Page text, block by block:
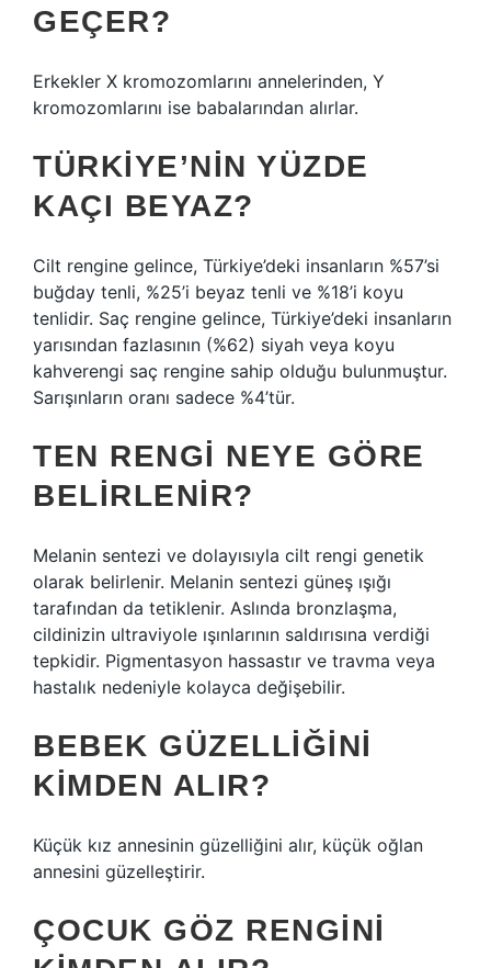
GEÇER?
Erkekler X kromozomlarını annelerinden, Y
kromozomlarını ise babalarından alırlar.
TÜRKIYE’NIN YÜZDE
KAÇI BEYAZ?
Cilt rengine gelince, Türkiye’deki insanların %57’si
buğday tenli, %25’i beyaz tenli ve %18’i koyu
tenlidir. Saç rengine gelince, Türkiye’deki insanların
yarısından fazlasının (%62) siyah veya koyu
kahverengi saç rengine sahip olduğu bulunmuştur.
Sarışınların oranı sadece %4’tür.
TEN RENGI NEYE GÖRE
BELIRLENIR?
Melanin sentezi ve dolayısıyla cilt rengi genetik
olarak belirlenir. Melanin sentezi güneş ışığı
tarafından da tetiklenir. Aslında bronzlaşma,
cildinizin ultraviyole ışınlarının saldırısına verdiği
tepkidir. Pigmentasyon hassastır ve travma veya
hastalık nedeniyle kolayca değişebilir.
BEBEK GÜZELLIĞINI
KIMDEN ALIR?
Küçük kız annesinin güzelliğini alır, küçük oğlan
annesini güzelleştirir.
ÇOCUK GÖZ RENGINI